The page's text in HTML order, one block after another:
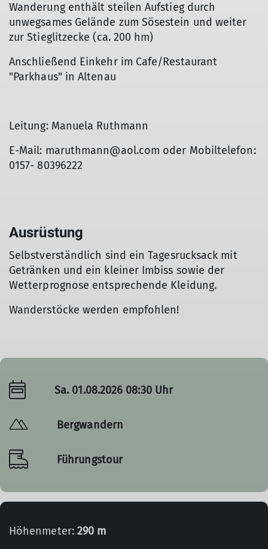
Wanderung enthält steilen Aufstieg durch
unwegsames Gelände zum Sösestein und weiter
zur Stieglitzecke (ca. 200 hm)
Anschließend Einkehr im Cafe/Restaurant
"Parkhaus" in Altenau
Leitung: Manuela Ruthmann
E-Mail: maruthmann@aol.com oder Mobiltelefon:
0157- 80396222
Ausrüstung
Selbstverständlich sind ein Tagesrucksack mit
Getränken und ein kleiner Imbiss sowie der
Wetterprognose entsprechende Kleidung.
Wanderstöcke werden empfohlen!
Sa. 01.08.2026 08:30 Uhr
Bergwandern
Führungstour
Höhenmeter: 290 m